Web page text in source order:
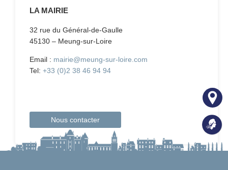
LA MAIRIE
32 rue du Général-de-Gaulle
45130 – Meung-sur-Loire
Email : mairie@meung-sur-loire.com
Tel: +33 (0)2 38 46 94 94
Nous contacter